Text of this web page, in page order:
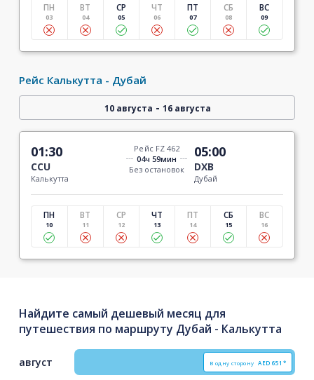
ПН
03
ВТ
04
СР
05
ЧТ
06
ПТ
07
СБ
08
ВС
09
Рейс Калькутта - Дубай
10 августа - 16 августа
01:30
CCU
Калькутта
Рейс FZ 462
04ч 59мин
Без остановок
05:00
DXB
Дубай
ПН
10
ВТ
11
СР
12
ЧТ
13
ПТ
14
СБ
15
ВС
16
Найдите самый дешевый месяц для
путешествия по маршруту Дубай - Калькутта
август В одну сторону AED 651*